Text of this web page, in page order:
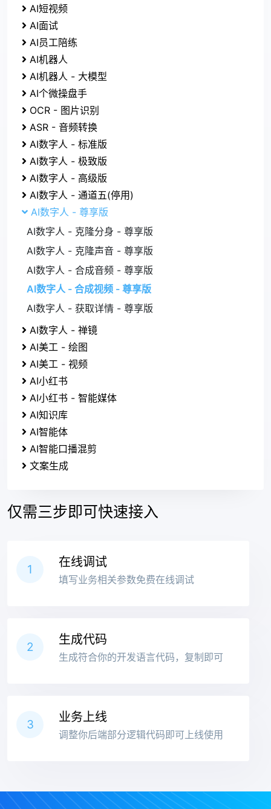
AI短视频
AI面试
AI员工陪练
AI机器人
AI机器人 - 大模型
AI个微操盘手
OCR - 图片识别
ASR - 音频转换
AI数字人 - 标准版
AI数字人 - 极致版
AI数字人 - 高级版
AI数字人 - 通道五(停用)
AI数字人 - 尊享版
AI数字人 - 克隆分身 - 尊享版
AI数字人 - 克隆声音 - 尊享版
AI数字人 - 合成音频 - 尊享版
AI数字人 - 合成视频 - 尊享版
AI数字人 - 获取详情 - 尊享版
AI数字人 - 禅镜
AI美工 - 绘图
AI美工 - 视频
AI小红书
AI小红书 - 智能媒体
AI知识库
AI智能体
AI智能口播混剪
文案生成
仅需三步即可快速接入
1
在线调试
填写业务相关参数免费在线调试
2
生成代码
生成符合你的开发语言代码，复制即可
3
业务上线
调整你后端部分逻辑代码即可上线使用